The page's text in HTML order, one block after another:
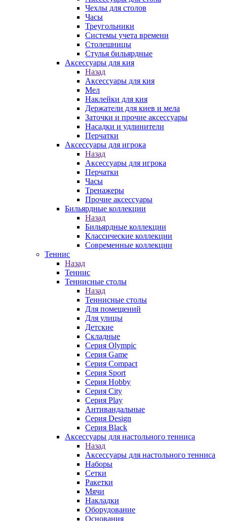
Чехлы для столов
Часы
Треугольники
Системы учета времени
Столешницы
Стулья бильярдные
Аксессуары для кия
Назад
Аксессуары для кия
Мел
Наклейки для кия
Держатели для киев и мела
Заточки и прочие аксессуары
Насадки и удлинители
Перчатки
Аксессуары для игрока
Назад
Аксессуары для игрока
Перчатки
Часы
Тренажеры
Прочие аксессуары
Бильярдные коллекции
Назад
Бильярдные коллекции
Классические коллекции
Современные коллекции
Теннис
Назад
Теннис
Теннисные столы
Назад
Теннисные столы
Для помещений
Для улицы
Детские
Складные
Серия Olympic
Серия Game
Серия Compact
Серия Sport
Серия Hobby
Серия City
Серия Play
Антивандальные
Серия Design
Серия Black
Аксессуары для настольного тенниса
Назад
Аксессуары для настольного тенниса
Наборы
Сетки
Ракетки
Мячи
Накладки
Оборудование
Основания